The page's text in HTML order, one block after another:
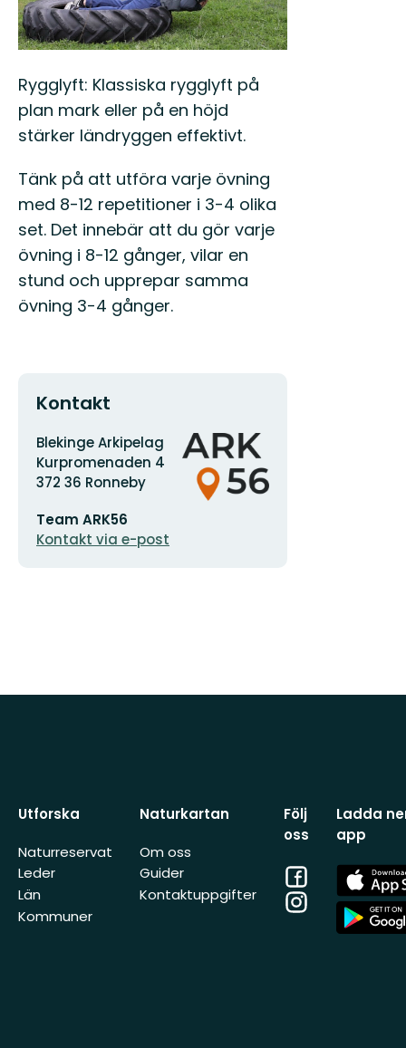
Rygglyft: Klassiska rygglyft på
plan mark eller på en höjd
stärker ländryggen effektivt.
Tänk på att utföra varje övning
med 8-12 repetitioner i 3-4 olika
set. Det innebär att du gör varje
övning i 8-12 gånger, vilar en
stund och upprepar samma
övning 3-4 gånger.
Kontakt
Adress
Blekinge Arkipelag
Kurpromenaden 4
372 36 Ronneby
postadress
Team ARK56
Kontakt via e-post
Organisationens
logotyp
Utforska
Naturreservat
Leder
Län
Kommuner
Naturkartan
Om oss
Guider
Kontaktuppgifter
Följ
oss
Facebook
Instagram
Ladda
app
App
Store
App
Store